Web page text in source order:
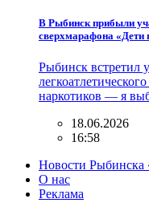
В Рыбинск прибыли
сверхмарафона «Дети
Рыбинск встретил
наркотиков — я
18.06.2026
16:58
Новости Рыбинска
О нас
Реклама